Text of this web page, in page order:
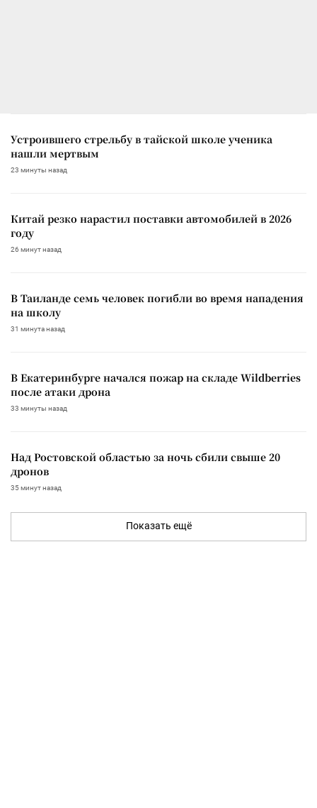
Устроившего стрельбу в тайской школе ученика
нашли мертвым
23 минуты назад
Китай резко нарастил поставки автомобилей в 2026
году
26 минут назад
В Таиланде семь человек погибли во время нападения
на школу
31 минута назад
В Екатеринбурге начался пожар на складе Wildberries
после атаки дрона
33 минуты назад
Над Ростовской областью за ночь сбили свыше 20
дронов
35 минут назад
Показать ещё